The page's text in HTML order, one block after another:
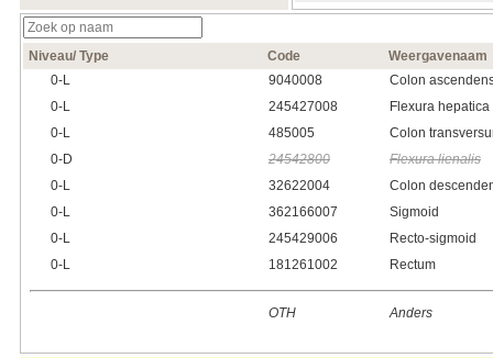
Niveau/ Type Code
Weergavenaam
0‑L
9040008
Colon
0‑L
245427008
Flexura hepatica
0‑L
485005
Colon
0‑D
24542800
Flexura lienalis
0‑L
32622004
Colon
0‑L
362166007
Sigmoid
0‑L
245429006
Recto-sigmoid
0‑L
181261002 Rectum
OTH Anders